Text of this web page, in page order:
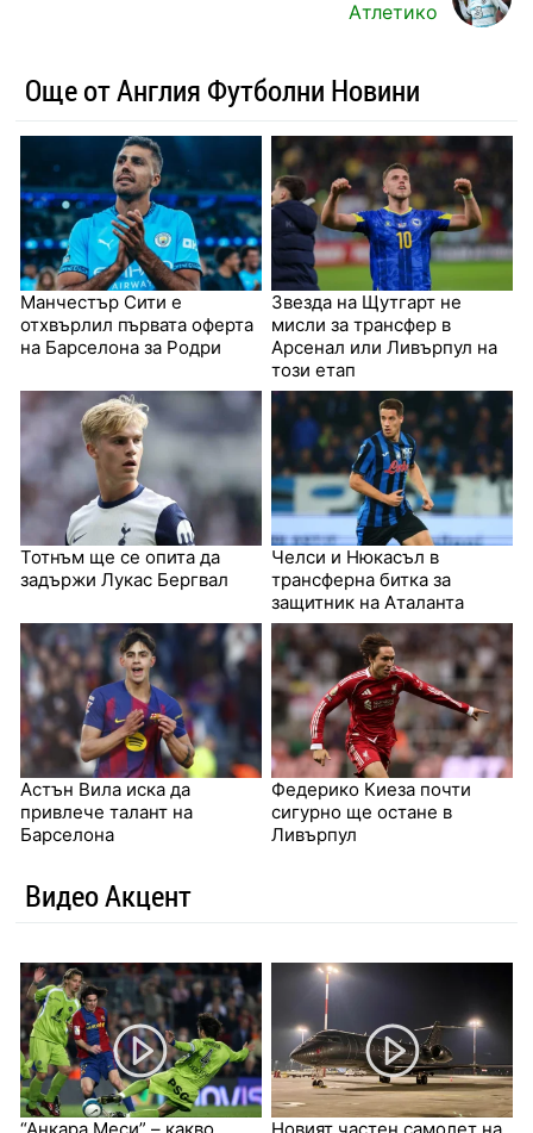
Атлетико
Още от Англия Футболни Новини
Манчестър Сити е
отхвърлил първата оферта
на Барселона за Родри
Звезда на Щутгарт не
мисли за трансфер в
Арсенал или Ливърпул на
този етап
Тотнъм ще се опита да
задържи Лукас Бергвал
Челси и Нюкасъл в
трансферна битка за
защитник на Аталанта
Астън Вила иска да
привлече талант на
Барселона
Федерико Киеза почти
сигурно ще остане в
Ливърпул
Видео Акцент